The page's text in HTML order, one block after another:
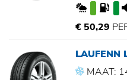
€ 50,29
LAUFENN
MAAT: